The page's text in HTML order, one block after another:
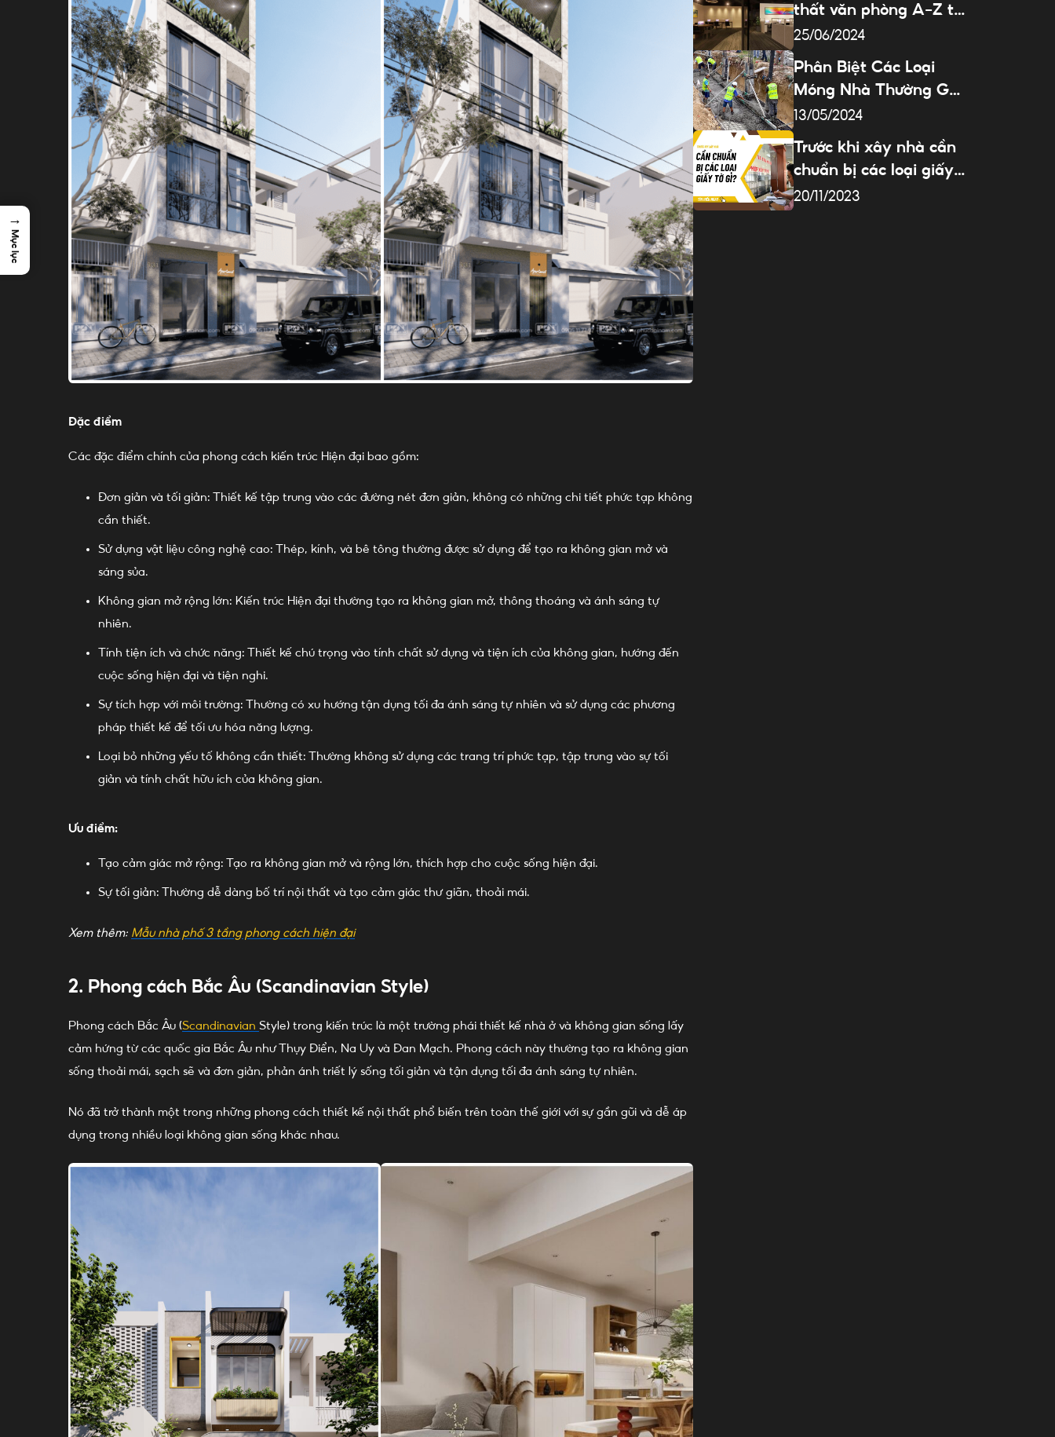
Đặc điểm
Các đặc điểm chính của phong cách kiến trúc Hiện đại bao gồm:
Đơn giản và tối giản: Thiết kế tập trung vào các đường nét đơn giản, không có những chi tiết phức tạp không
cần thiết.
Sử dụng vật liệu công nghệ cao: Thép, kính, và bê tông thường được sử dụng để tạo ra không gian mở và
sáng sủa.
Không gian mở rộng lớn: Kiến trúc Hiện đại thường tạo ra không gian mở, thông thoáng và ánh sáng tự
nhiên.
Tính tiện ích và chức năng: Thiết kế chú trọng vào tính chất sử dụng và tiện ích của không gian, hướng đến
cuộc sống hiện đại và tiện nghi.
Sự tích hợp với môi trường: Thường có xu hướng tận dụng tối đa ánh sáng tự nhiên và sử dụng các phương
pháp thiết kế để tối ưu hóa năng lượng.
Loại bỏ những yếu tố không cần thiết: Thường không sử dụng các trang trí phức tạp, tập trung vào sự tối
giản và tính chất hữu ích của không gian.
Ưu điểm:
Tạo cảm giác mở rộng: Tạo ra không gian mở và rộng lớn, thích hợp cho cuộc sống hiện đại.
Sự tối giản: Thường dễ dàng bố trí nội thất và tạo cảm giác thư giãn, thoải mái.
Xem thêm: Mẫu nhà phố 3 tầng phong cách hiện đại
2. Phong cách Bắc Âu (Scandinavian Style)
Phong cách Bắc Âu (Scandinavian Style) trong kiến trúc là một trường phái thiết kế nhà ở và không gian sống lấy
cảm hứng từ các quốc gia Bắc Âu như Thụy Điển, Na Uy và Đan Mạch. Phong cách này thường tạo ra không gian
sống thoải mái, sạch sẽ và đơn giản, phản ánh triết lý sống tối giản và tận dụng tối đa ánh sáng tự nhiên.
Nó đã trở thành một trong những phong cách thiết kế nội thất phổ biến trên toàn thế giới với sự gần gũi và dễ áp
dụng trong nhiều loại không gian sống khác nhau.
thất văn phòng A-Z tại
Đà Nẵng
25/06/2024
Phân Biệt Các Loại
Móng Nhà Thường Gặp
Trong Xây Dựng
13/05/2024
Trước khi xây nhà cần
chuẩn bị các loại giấy
tờ gì?
20/11/2023
→
Mục lục